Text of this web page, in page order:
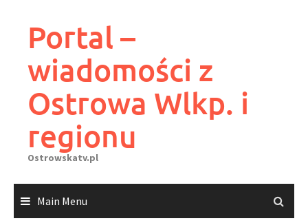
contentPortal –
wiadomości z
Ostrowa Wlkp. i
regionu
Ostrowskatv.pl
Main Menu